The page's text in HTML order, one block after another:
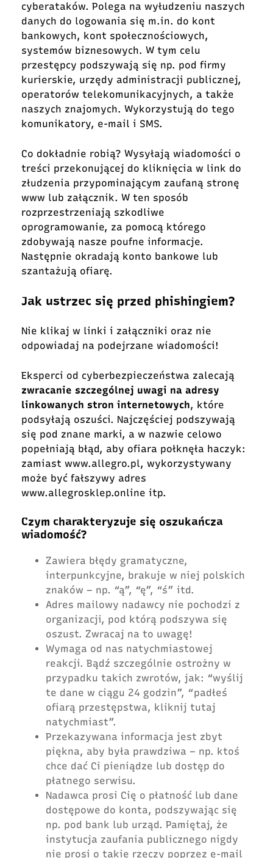
cyberataków. Polega na wyłudzeniu naszych
danych do logowania się m.in. do kont
bankowych, kont społecznościowych,
systemów biznesowych. W tym celu
przestępcy podszywają się np. pod firmy
kurierskie, urzędy administracji publicznej,
operatorów telekomunikacyjnych, a także
naszych znajomych. Wykorzystują do tego
komunikatory, e-mail i SMS.
Co dokładnie robią? Wysyłają wiadomości o
treści przekonującej do kliknięcia w link do
złudzenia przypominającym zaufaną stronę
www lub załącznik. W ten sposób
rozprzestrzeniają szkodliwe
oprogramowanie, za pomocą którego
zdobywają nasze poufne informacje.
Następnie okradają konto bankowe lub
szantażują ofiarę.
Jak ustrzec się przed phishingiem?
Nie klikaj w linki i załączniki oraz nie
odpowiadaj na podejrzane wiadomości!
Eksperci od cyberbezpieczeństwa zalecają
zwracanie szczególnej uwagi na adresy
linkowanych stron internetowych, które
podsyłają oszuści. Najczęściej podszywają
się pod znane marki, a w nazwie celowo
popełniają błąd, aby ofiara połknęła haczyk:
zamiast www.allegro.pl, wykorzystywany
może być fałszywy adres
www.allegrosklep.online itp.
Czym charakteryzuje się oszukańcza
wiadomość?
Zawiera błędy gramatyczne,
interpunkcyjne, brakuje w niej polskich
znaków – np. “ą”, “ę”, “ś” itd.
Adres mailowy nadawcy nie pochodzi z
organizacji, pod którą podszywa się
oszust. Zwracaj na to uwagę!
Wymaga od nas natychmiastowej
reakcji. Bądź szczególnie ostrożny w
przypadku takich zwrotów, jak: “wyślij
te dane w ciągu 24 godzin”, “padłeś
ofiarą przestępstwa, kliknij tutaj
natychmiast”.
Przekazywana informacja jest zbyt
piękna, aby była prawdziwa – np. ktoś
chce dać Ci pieniądze lub dostęp do
płatnego serwisu.
Nadawca prosi Cię o płatność lub dane
dostępowe do konta, podszywając się
np. pod bank lub urząd. Pamiętaj, że
instytucja zaufania publicznego nigdy
nie prosi o takie rzeczy poprzez e-mail